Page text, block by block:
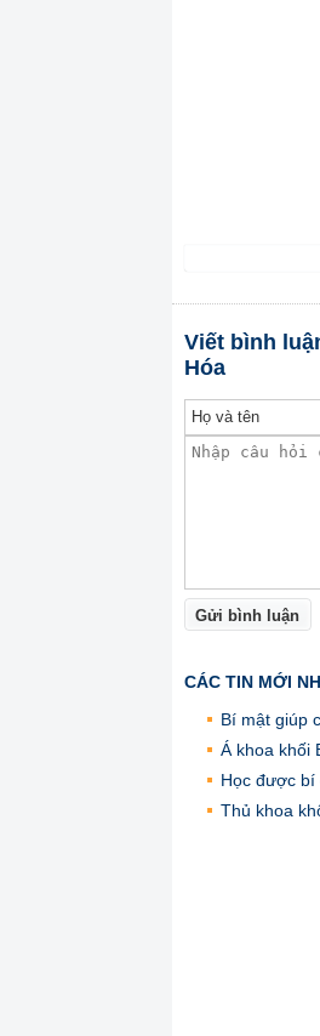
Viết bình
Hóa
Gửi bình luận
CÁC TIN MỚI
Bí mật giúp
Á khoa khối
Học được bí
Thủ khoa